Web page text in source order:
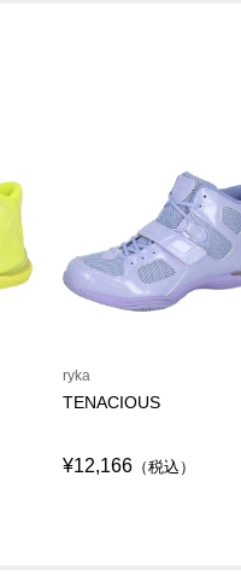
ryka
TENACIOUS
¥12,166 （税込）